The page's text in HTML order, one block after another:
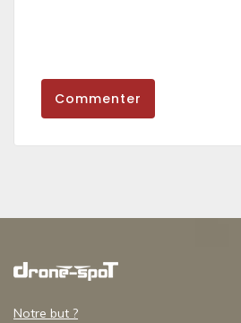
Commenter
Notre but ?